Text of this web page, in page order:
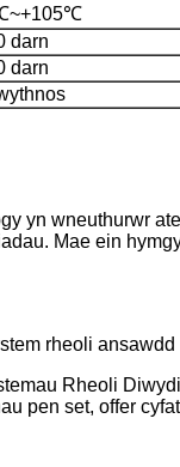
darn
darn
yn wneuthurwr
Mae ein
rheoli
Rheoli
pen set, offer